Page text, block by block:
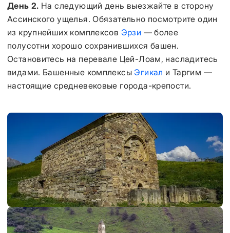
День 2. На следующий день выезжайте в сторону
Ассинского ущелья. Обязательно посмотрите один
из крупнейших комплексов Эрзи — более
полусотни хорошо сохранившихся башен.
Остановитесь на перевале Цей-Лоам, насладитесь
видами. Башенные комплексыЭгикал и Таргим —
настоящие средневековые города-крепости.